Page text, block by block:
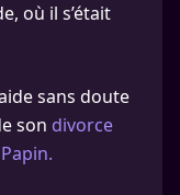
où il s’était
sans doute
son divorce